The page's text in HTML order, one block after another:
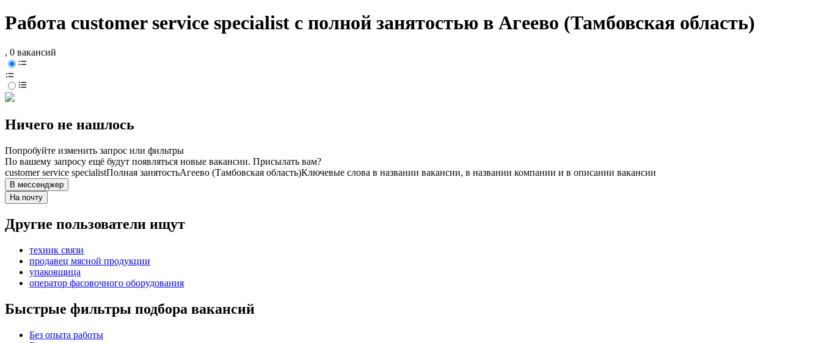
Работа customer service specialist с полной занятостью в Агеево (Тамбовская область)
, 0 вакансий
Ничего не нашлось
Попробуйте изменить запрос или фильтры
По вашему запросу ещё будут появляться новые вакансии. Присылать вам?
customer service specialistПолная занятостьАгеево (Тамбовская область)Ключевые слова в названии вакансии, в названии компании и в описании вакансии
В мессенджер
На почту
Другие пользователи ищут
техник связи
продавец мясной продукции
упаковщица
оператор фасовочного оборудования
Быстрые фильтры подбора вакансий
Без опыта работы